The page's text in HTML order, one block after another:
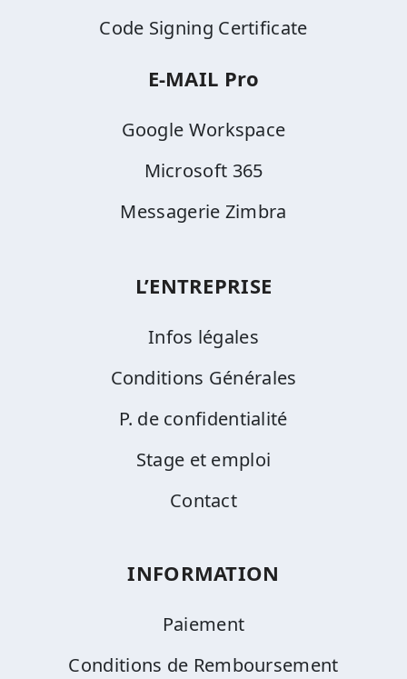
Code Signing Certificate
E-MAIL Pro
Google Workspace
Microsoft 365
Messagerie Zimbra
L’ENTREPRISE
Infos légales
Conditions Générales
P. de confidentialité
Stage et emploi
Contact
INFORMATION
Paiement
Conditions de Remboursement